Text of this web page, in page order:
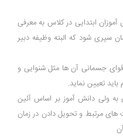
ابتدایی در کلاس به معرفی
سپری شود که البته وظیفه دبیر
جسمانی آن ها مثل شنوایی و
تعیین نماید.
به ولی دانش آموز بر اساس آئین
مرتبط و تحویل دادن در زمان